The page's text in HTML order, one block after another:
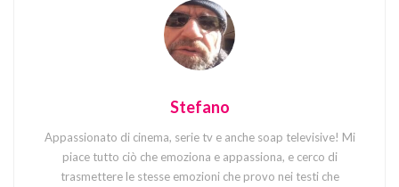
Stefano
Appassionato di cinema, serie tv e anche soap televisive! Mi
piace tutto ciò che emoziona e appassiona, e cerco di
trasmettere le stesse emozioni che provo nei testi che